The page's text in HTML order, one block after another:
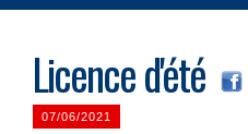
Licence d'été
07/06/2021